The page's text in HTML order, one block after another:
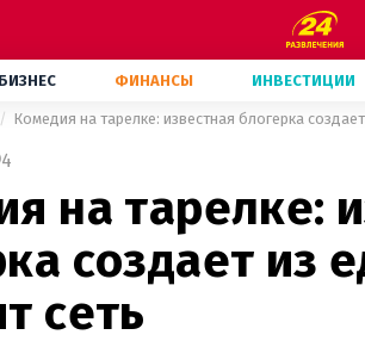
БИЗНЕС ФИНАНСЫ ИНВЕСТИЦИИ
Комедия на тарелке: известная блогерка
4
на тарелке:
создает из
сеть